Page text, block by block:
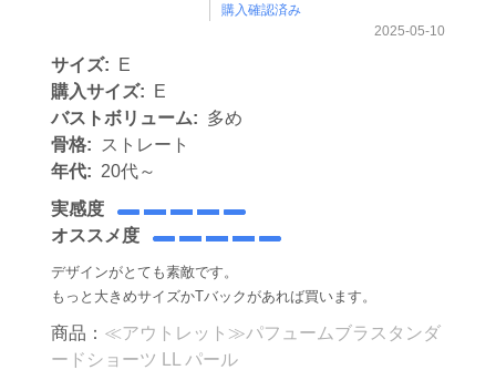
購入確認済み
2025-05-10
サイズ:
E
購入サイズ:
E
バストボリューム: 多め
骨格:
ストレート
年代: 20代～
実感度
オススメ度
デザインがとても素敵です。
もっと大きめサイズかTバックがあれば買います。
商品： ≪アウトレット≫パフュームブラスタンダ
ードショーツ LL パール